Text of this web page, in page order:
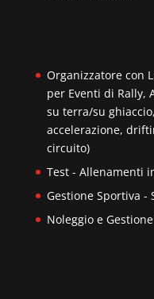
Organizzatore con
per Eventi di Rally,
su terra/su
accelerazione,
circuito)
Test - Allenamenti
Gestione Sportiva -
Noleggio e